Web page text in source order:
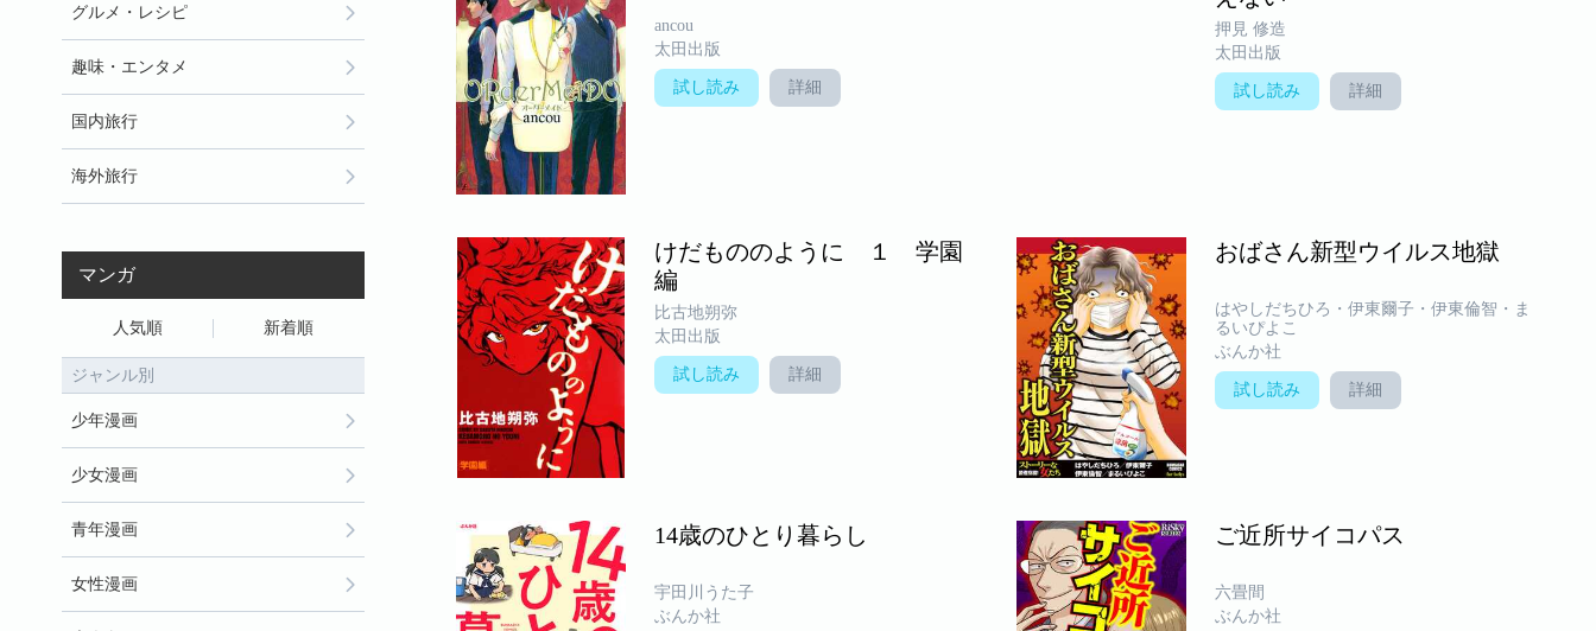
ancou
太田出版
試し読み 詳細
押見 修造
太田出版
試し読み 詳細
けだもののように １ 学園
編
比古地朔弥
太田出版
試し読み 詳細
おばさん新型ウイルス地獄
はやしだちひろ・伊東爾子・伊東倫智・ま
るいぴよこ
ぶんか社
試し読み 詳細
14歳のひとり暮らし
宇田川うた子
ぶんか社
ご近所サイコパス
六畳間
ぶんか社
グルメ・レシピ
趣味・エンタメ
国内旅行
海外旅行
マンガ
人気順 新着順
ジャンル別
少年漫画
少女漫画
青年漫画
女性漫画